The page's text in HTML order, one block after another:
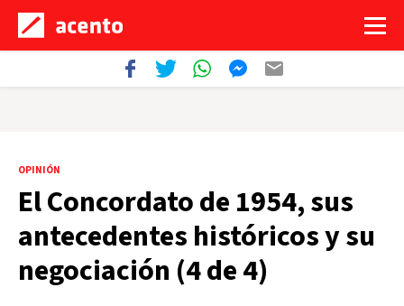
OPINIÓN
El Concordato de 1954, sus
antecedentes históricos y su
negociación (4 de 4)